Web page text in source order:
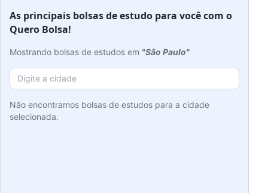
As principais bolsas de estudo para você com o
Quero Bolsa!
Mostrando bolsas de estudos em "São Paulo"
Não encontramos bolsas de estudos para a cidade
selecionada.